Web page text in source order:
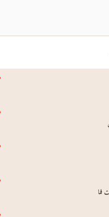
فما